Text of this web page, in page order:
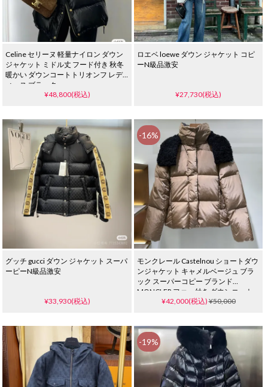
Celine セリーヌ 軽量ナイロン ダウン
ジャケット ミドル丈 フード付き 秋冬
暖かい ダウンコートトリオンフ レデ
ィース ブラック
¥48,800(税込)
ロエベ loewe ダウン ジャケット コピ
ーN級品激安
¥27,730(税込)
グッチ gucci ダウン ジャケット スーパ
ーピーN級品激安
¥33,930(税込)
-16%
モンクレール Castelnou ショートダウ
ンジャケット キャメルベージュ ブラ
ック スーパーコピー ブランド
MONCLER ファー付き ダウンコート
レディース ゼンオンライン 通販
¥42,000(税込)¥50,000
-19%